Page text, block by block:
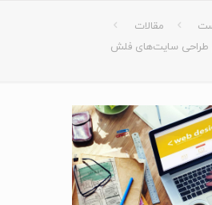
مقالات
طراحی سایت‌های فلش